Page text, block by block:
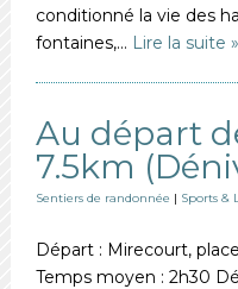
conditionné la vie des
fontaines,… Lire la suite »
Au départ
7.5km
Sentiers de randonnée | Sports &
Départ : Mirecourt,
Temps moyen : 2h30